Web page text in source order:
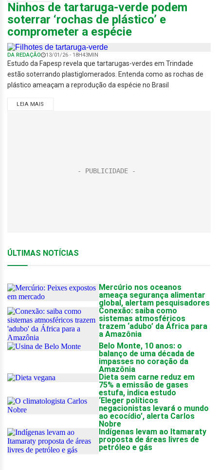
Ninhos de tartaruga-verde podem
soterrar ‘rochas de plástico’ e
comprometer a espécie
DA REDAÇÃO 13/01/26 - 18H43MIN
Estudo da Fapesp revela que tartarugas-verdes em Trindade
estão soterrando plastiglomerados. Entenda como as rochas de
plástico ameaçam a reprodução da espécie no Brasil
LEIA MAIS